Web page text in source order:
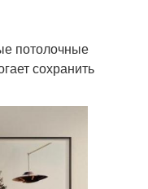
потолочные
сохранить